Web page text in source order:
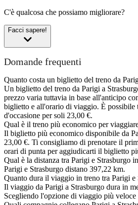
C'è qualcosa che possiamo migliorare?
Facci sapere!
Domande frequenti
Quanto costa un biglietto del treno da
Un biglietto del treno da Parigi a
prezzo varia tuttavia in base all'anticipo
biglietto e all'orario di viaggio. È possibile
d'occasione per soli 23,00 €.
Qual è il treno più economico per
Il biglietto più economico disponibile da
23,00 €. Ti consigliamo di prenotare il
orari di punta per aggiudicarti il biglietto
Qual è la distanza tra Parigi e Strasburgo
Parigi e Strasburgo distano 397,22 km.
Quanto dura il viaggio in treno tra Parigi e
Il viaggio da Parigi a Strasburgo dura in
Scegliendo l'opzione di viaggio più